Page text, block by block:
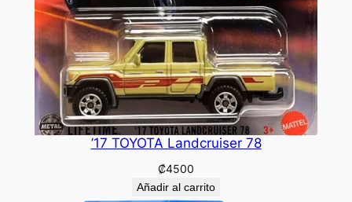
’17 TOYOTA Landcruiser 78
₡4500
Añadir al carrito